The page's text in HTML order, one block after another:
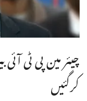
چیئر مین پی ٹی آئی
کرگئیں